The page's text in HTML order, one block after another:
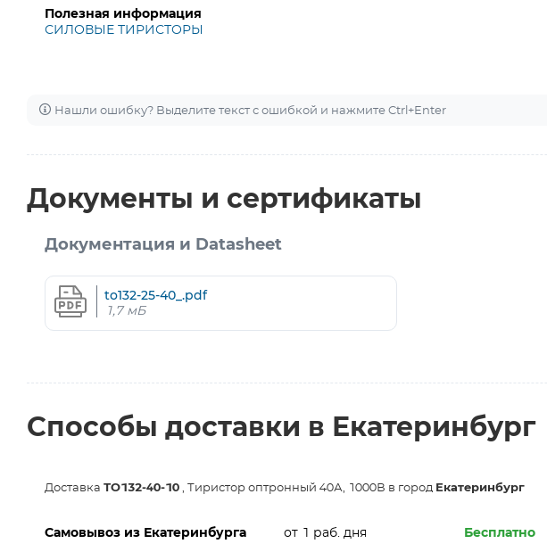
Полезная информация
СИЛОВЫЕ ТИРИСТОРЫ
Нашли ошибку? Выделите текст с ошибкой и нажмите Ctrl+Enter
Документы и сертификаты
Документация и Datasheet
to132-25-40_.pdf
1,7 мБ
Способы доставки в Екатеринбург
Доставка ТО132-40-10 , Тиристор оптронный 40А, 1000В в город Екатеринбург
Самовывоз из Екатеринбурга от 1 раб. дня Бесплатно